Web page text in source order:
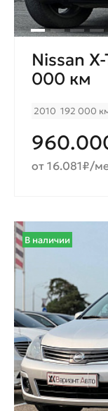
Nissan
000 км
2010 192 000
от 16.081₽/
В наличии